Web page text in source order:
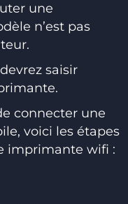
une
n’est pas
saisir
connecter une
voici les étapes
imprimante wifi :